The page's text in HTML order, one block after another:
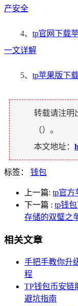
产安全
4、 tp官网下载
一文详解
5、 tp苹果版下
转载请注明
（）。
本文地址：
标签： 钱包
上一篇: tp官方
下一篇 : tp钱
存储的双璧之
相关文章
手把手教你升
程
TP钱包币安链
避坑指南